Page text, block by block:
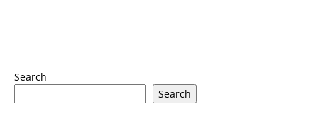
Search
Search